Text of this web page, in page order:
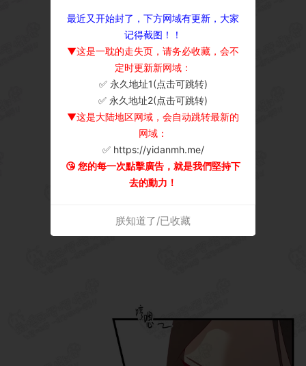
最近又开始封了，下方网域有更新，大家
记得截图！！
▼这是一耽的走失页，请务必收藏，会不
定时更新新网域：
✅ 永久地址1(点击可跳转)
✅ 永久地址2(点击可跳转)
▼这是大陆地区网域，会自动跳转最新的
网域：
✅ https://yidanmh.me/
😘 您的每一次點擊廣告，就是我們堅持下
去的動力！
朕知道了/已收藏